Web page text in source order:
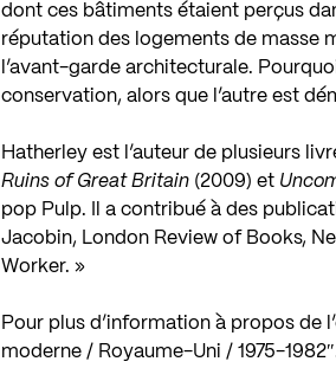
dont ces bâtiments étaient perçus
réputation des logements de masse
l’avant-garde architecturale.
conservation, alors que l’autre est
Hatherley est l’auteur de plusieurs
Ruins of Great Britain (2009) et
pop Pulp. Il a contribué à des
Jacobin, London Review of Books,
Worker. »
Pour plus d’information à propos de
moderne / Royaume-Uni / 1975-